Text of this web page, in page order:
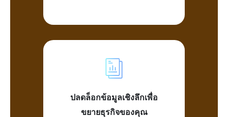
ปลดล็อกข้อมูลเชิงลึกเพื่อ
ขยายธุรกิจของคุณ